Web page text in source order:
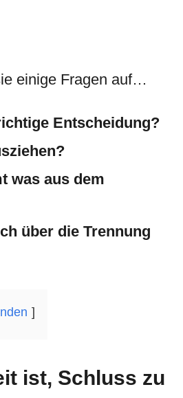
einige Fragen auf…
Entscheidung?
was aus dem
über die Trennung
ist, Schluss zu